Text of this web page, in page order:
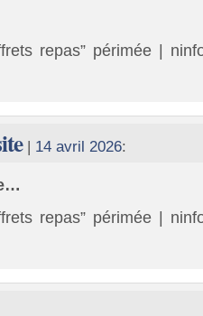
repas” périmée |
| 14 avril 2026:
repas” périmée |